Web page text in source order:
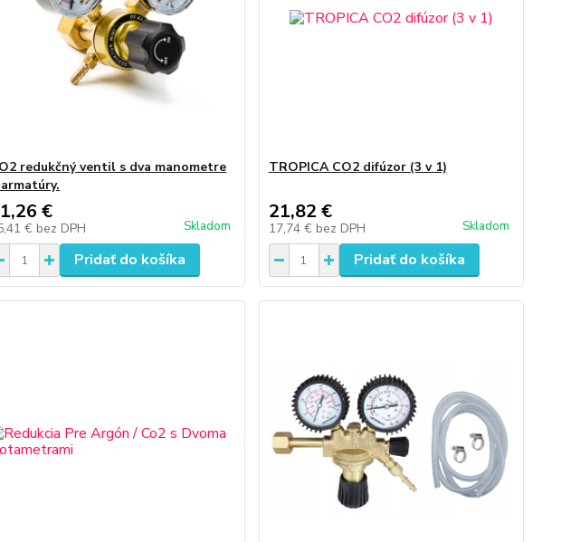
redukčný ventil s dva manometre
€
€ bez DPH Skladom
Pridať do košíka
TROPICA CO2 difúzor (3 v 1)
21,82 €
17,74 € bez DPH Skladom
Pridať do košíka